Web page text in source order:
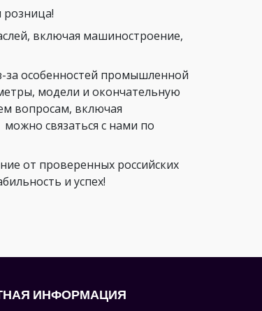
включая машиностроение,
за особенностей промышленной
модели и окончательную
вопросам, включая
связаться с нами по
от проверенных российских
и успех!
ИНФОРМАЦИЯ